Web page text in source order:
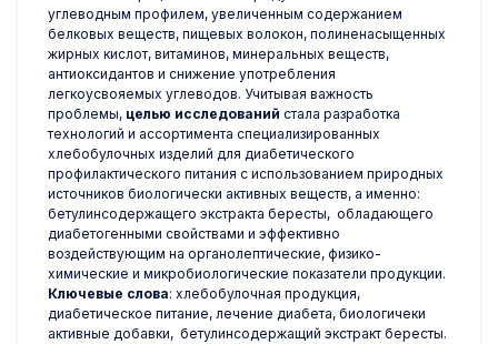
углеводным профилем, увеличенным содержанием
белковых веществ, пищевых волокон, полиненасыщенных
жирных кислот, витаминов, минеральных веществ,
антиоксидантов и снижение употребления
легкоусвояемых углеводов. Учитывая важность
проблемы, целью исследований стала разработка
технологий и ассортимента специализированных
хлебобулочных изделий для диабетического
профилактического питания с использованием природных
источников биологически активных веществ, а именно:
бетулинсодержащего экстракта бересты, обладающего
диабетогенными свойствами и эффективно
воздействующим на органолептические, физико-
химические и микробиологические показатели продукции.
Ключевые слова: хлебобулочная продукция,
диабетическое питание, лечение диабета, биологичеки
активные добавки, бетулинсодержащий экстракт бересты.